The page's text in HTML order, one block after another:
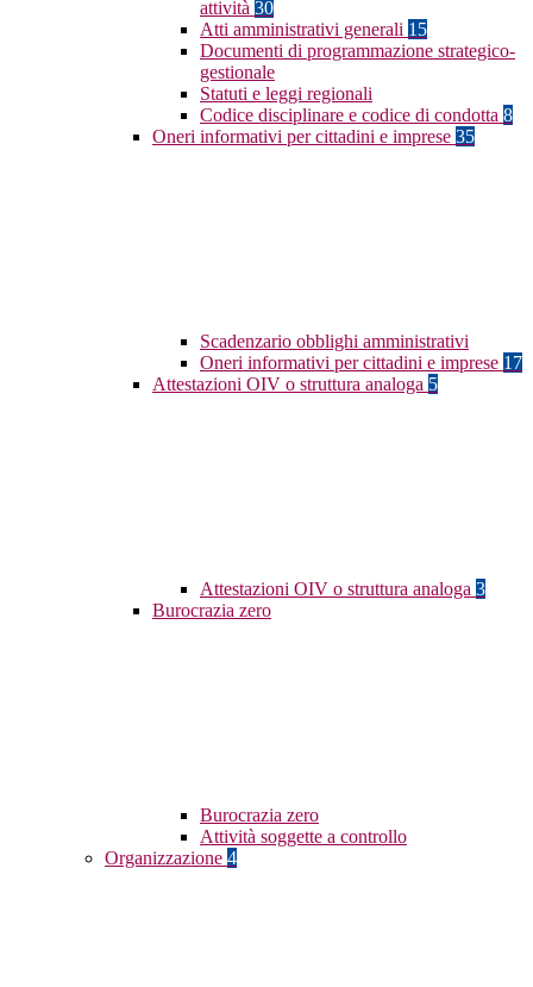
attività 30
Atti amministrativi generali 15
Documenti di programmazione strategico-
gestionale
Statuti e leggi regionali
Codice disciplinare e codice di condotta 8
Oneri informativi per cittadini e imprese 35
Scadenzario obblighi amministrativi
Oneri informativi per cittadini e imprese 17
Attestazioni OIV o struttura analoga 5
Attestazioni OIV o struttura analoga 3
Burocrazia zero
Burocrazia zero
Attività soggette a controllo
Organizzazione 4